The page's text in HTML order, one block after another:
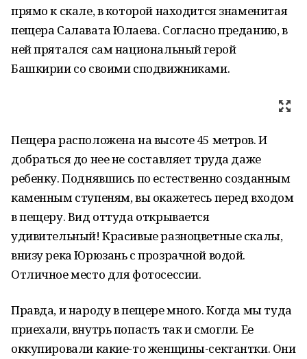
прямо к скале, в которой находится знаменитая
пещера Салавата Юлаева. Согласно преданию, в
ней прятался сам национальный герой
Башкирии со своими сподвижниками.
Пещера расположена на высоте 45 метров. И
добраться до нее не составляет труда даже
ребенку. Поднявшись по естественно созданным
каменным ступеням, вы окажетесь перед входом
в пещеру. Вид оттуда открывается
удивительный! Красивые разноцветные скалы,
внизу река Юрюзань с прозрачной водой.
Отличное место для фотосессии.
Правда, и народу в пещере много. Когда мы туда
приехали, внутрь попасть так и смогли. Ее
оккупировали какие-то женщины-сектантки. Они